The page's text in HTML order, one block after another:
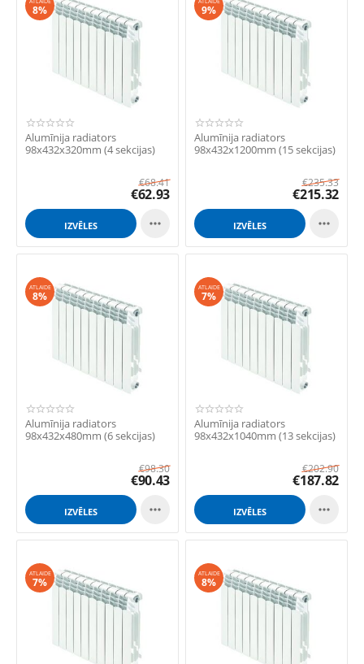
8%
Alumīnija radiators
98x432x320mm (4 sekcijas)
€68.41
€62.93
IZVĒLES 
9%
Alumīnija radiators
98x432x1200mm (15 sekcijas)
€235.33
€215.32
IZVĒLES 
ATLAIDE
8%
Alumīnija radiators
98x432x480mm (6 sekcijas)
€98.30
€90.43
IZVĒLES 
ATLAIDE
7%
Alumīnija radiators
98x432x1040mm (13 sekcijas)
€202.90
€187.82
IZVĒLES 
ATLAIDE
7%
ATLAIDE
8%